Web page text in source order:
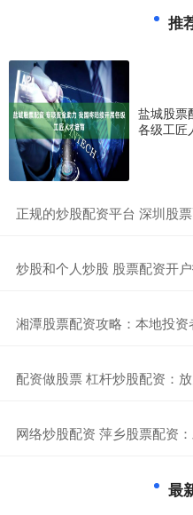
推
盐城股票
各级工匠
正规的炒股配资平台 深圳股
炒股和个人炒股 股票配资开
湘潭股票配资攻略：本地投资
配资做股票 杠杆炒股配资：
网络炒股配资 萍乡股票配资
最